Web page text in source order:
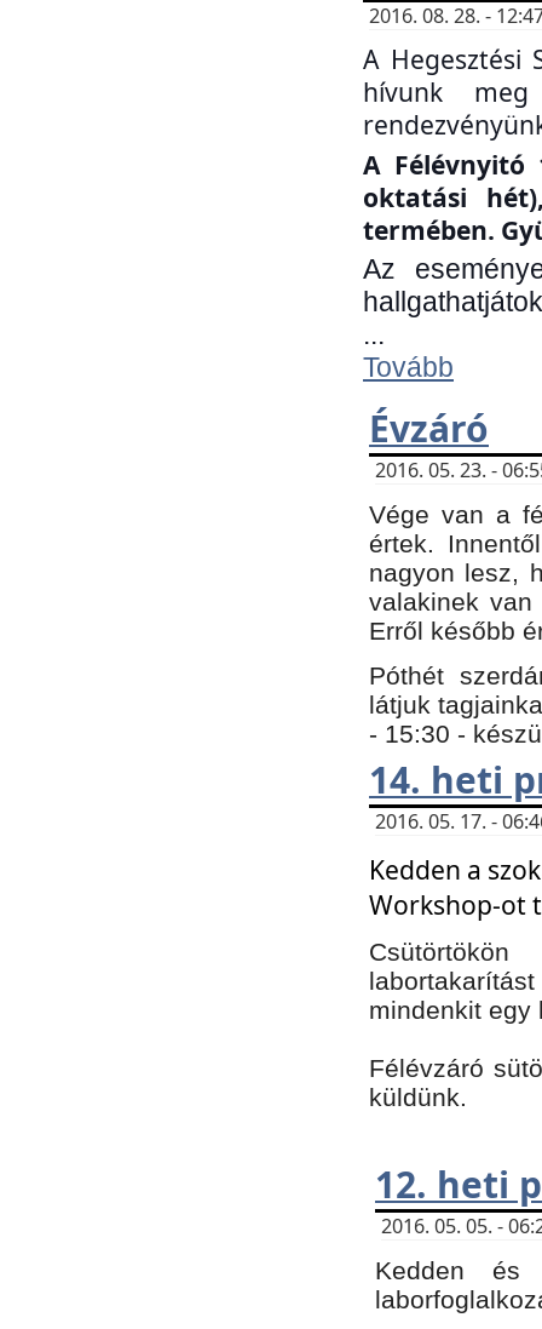
2016. 08. 28. -
A Hegesztési
hívunk
A Félévnyitó
oktatási
termében.
Az
...
Tovább
Évzáró
2016. 05. 23. -
Vége van a
értek.
nagyon lesz,
valakinek
Erről később
Póthét
látjuk
- 15:30 -
14. heti
2016. 05. 17. -
Kedden a
Workshop-ot
mindenkit
Félévzáró
küldünk.
12. heti
2016. 05. 05. -
Kedden és